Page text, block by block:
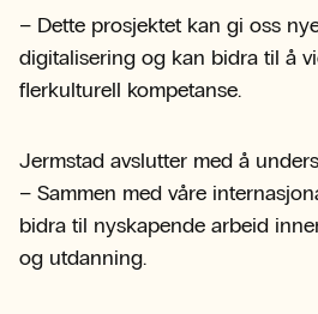
– Dette prosjektet kan gi oss
digitalisering og kan bidra til å
flerkulturell kompetanse.
Jermstad avslutter med å
– Sammen med våre
bidra til nyskapende arbeid
og utdanning.